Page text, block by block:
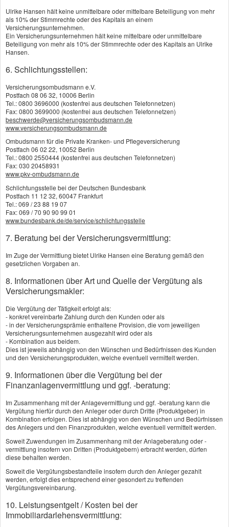
verursachen, müssen Sie dafür gerade stehen.
Der Geschädigte hat ein gesetzliches Recht auf
angemessenen finanziellen Schadensersatz.
Dazu gehören die Kosten für
Gegenstände, außerdem Folgekosten wie etwa
ein Nutzungsausfall.
Sind Menschen verletzt, fallen
Behandlungskosten und Verdienstausfall an.
Oft hat der Verletzte Anspruch auf
Schmerzensgeld, bei bleibenden
Gesundheitsschäden sogar auf eine
lebenslange Rente.
Sie haften mit Ihrem ganzen Vermögen
harmlos wie das beim Fußballspielen
auf dem Teppich des Nachbarn. Der
entstandene Schaden kann so hoch sein, dass
er Ihre wirtschaftliche Existenz gefährdet.
Als Verursacher haften Sie mit Ihrem ganzen
Vermögen, mit Haus- und Grundbesitz, mit
Bankguthaben, Lohn und Gehalt. Sogar auf
eine spätere Erbschaft kann im Ernstfall
zugegriffen werden.
Mehr zum Thema:
·Die Grundlagen
Leistungsumfang
·Wer ist versichert?
Thema Kosten
·Typische Schadensfälle
Ulrike Hansen hält keine unmittelbare oder mittelbare Beteiligung von mehr
als 10% der Stimmrechte oder des Kapitals an einem
Versicherungsunternehmen.
Ein Versicherungsunternehmen hält keine mittelbare oder unmittelbare
Beteiligung von mehr als 10% der Stimmrechte oder des Kapitals an Ulrike
Hansen.
6. Schlichtungsstellen:
Versicherungsombudsmann e.V.
Postfach 08 06 32, 10006 Berlin
Tel.: 0800 3696000 (kostenfrei aus deutschen Telefonnetzen)
Fax: 0800 3699000 (kostenfrei aus deutschen Telefonnetzen)
beschwerde@versicherungsombudsmann.de
www.versicherungsombudsmann.de
Ombudsmann für die Private Kranken- und Pflegeversicherung
Postfach 06 02 22, 10052 Berlin
Tel.: 0800 2550444 (kostenfrei aus deutschen Telefonnetzen)
Fax: 030 20458931
www.pkv-ombudsmann.de
Schlichtungsstelle bei der Deutschen Bundesbank
Postfach 11 12 32, 60047 Frankfurt
Tel.: 069 / 23 88 19 07
Fax: 069 / 70 90 90 99 01
www.bundesbank.de/de/service/schlichtungsstelle
7. Beratung bei der Versicherungsvermittlung:
Im Zuge der Vermittlung bietet Ulrike Hansen eine Beratung gemäß den
gesetzlichen Vorgaben an.
8. Informationen über Art und Quelle der Vergütung als
Versicherungsmakler:
Die Vergütung der Tätigkeit erfolgt als:
- konkret vereinbarte Zahlung durch den Kunden oder als
- in der Versicherungsprämie enthaltene Provision, die vom jeweiligen
Versicherungsunternehmen ausgezahlt wird oder als
- Kombination aus beidem.
Dies ist jeweils abhängig von den Wünschen und Bedürfnissen des Kunden
und den Versicherungsprodukten, welche eventuell vermittelt werden.
9. Informationen über die Vergütung bei der
Finanzanlagenvermittlung und ggf. -beratung:
Im Zusammenhang mit der Anlagevermittlung und ggf. -beratung kann die
Vergütung hierfür durch den Anleger oder durch Dritte (Produktgeber) in
Kombination erfolgen. Dies ist abhängig von den Wünschen und Bedürfnissen
des Anlegers und den Finanzprodukten, welche eventuell vermittelt werden.
Soweit Zuwendungen im Zusammenhang mit der Anlageberatung oder -
vermittlung insofern von Dritten (Produktgebern) erbracht werden, dürfen
diese behalten werden.
Soweit die Vergütungsbestandteile insofern durch den Anleger gezahlt
werden, erfolgt dies entsprechend einer gesondert zu treffenden
Vergütungsvereinbarung.
10. Leistungsentgelt / Kosten bei der
Immobiliardarlehensvermittlung: